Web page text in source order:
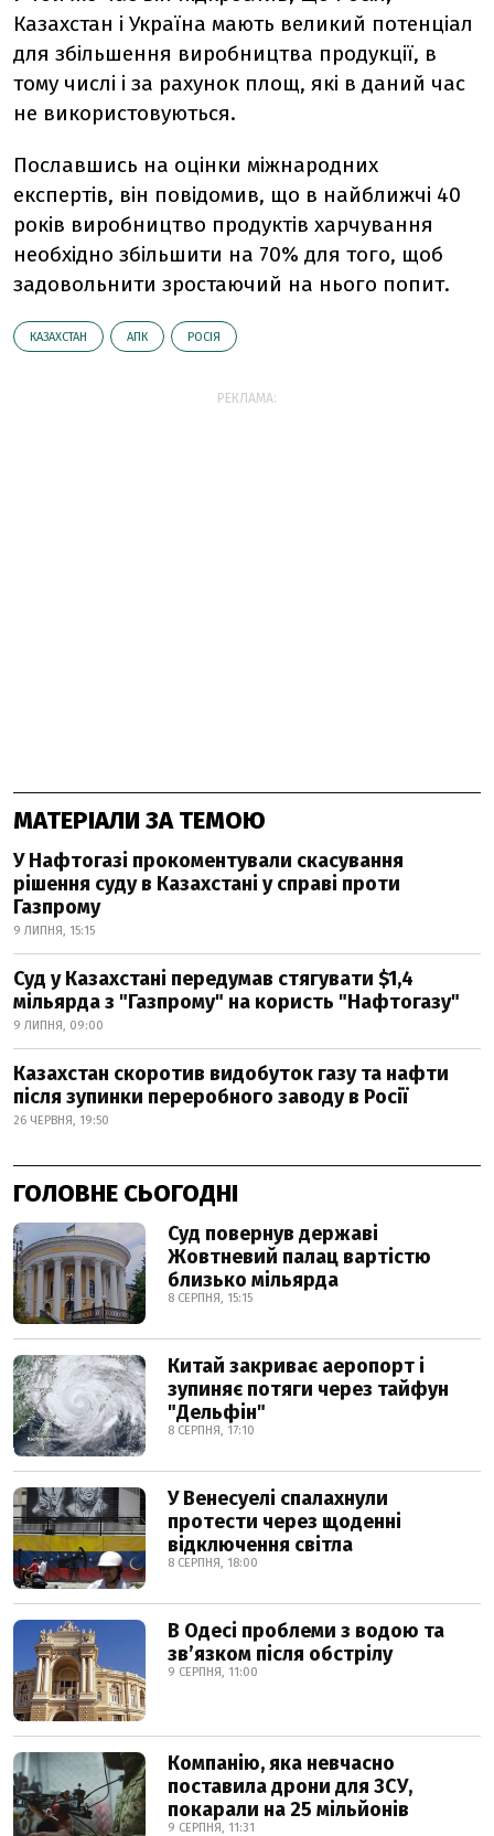
Казахстан і Україна мають великий потенціал
для збільшення виробництва продукції, в
тому числі і за рахунок площ, які в даний час
не використовуються.
Пославшись на оцінки міжнародних
експертів, він повідомив, що в найближчі 40
років виробництво продуктів харчування
необхідно збільшити на 70% для того, щоб
задовольнити зростаючий на нього попит.
КАЗАХСТАН АПК РОСІЯ
РЕКЛАМА:
МАТЕРІАЛИ ЗА ТЕМОЮ
У Нафтогазі прокоментували скасування
рішення суду в Казахстані у справі проти
Газпрому
9 ЛИПНЯ, 15:15
Суд у Казахстані передумав стягувати $1,4
мільярда з "Газпрому" на користь "Нафтогазу"
9 ЛИПНЯ, 09:00
Казахстан скоротив видобуток газу та нафти
після зупинки переробного заводу в Росії
26 ЧЕРВНЯ, 19:50
ГОЛОВНЕ СЬОГОДНІ
Суд повернув державі
Жовтневий палац вартістю
близько мільярда
8 СЕРПНЯ, 15:15
Китай закриває аеропорт і
зупиняє потяги через тайфун
"Дельфін"
8 СЕРПНЯ, 17:10
У Венесуелі спалахнули
протести через щоденні
відключення світла
8 СЕРПНЯ, 18:00
В Одесі проблеми з водою та
звʼязком після обстрілу
9 СЕРПНЯ, 11:00
Компанію, яка невчасно
поставила дрони для ЗСУ,
покарали на 25 мільйонів
9 СЕРПНЯ, 11:31